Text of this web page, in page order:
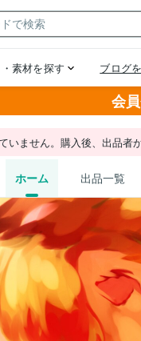
会
いません。購入後、出品者
ホーム 出品一覧